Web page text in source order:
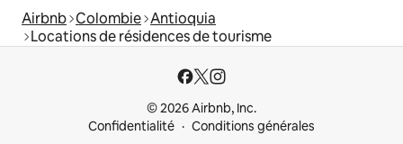
Airbnb Colombie Antioquia
Locations de résidences de tourisme
© 2026 Airbnb, Inc.
Confidentialité
Conditions générales